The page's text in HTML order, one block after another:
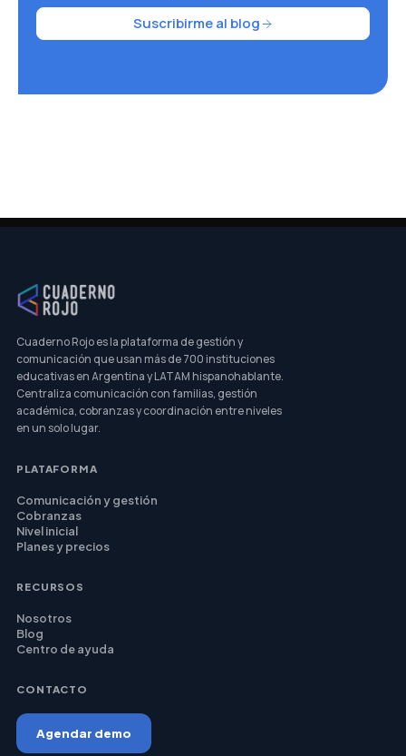
Suscribirme al blog
Cuaderno Rojo es la plataforma de gestión y
comunicación que usan más de 700 instituciones
educativas en Argentina y LATAM hispanohablante.
Centraliza comunicación con familias, gestión
académica, cobranzas y coordinación entre niveles
en un solo lugar.
PLATAFORMA
Comunicación y gestión
Cobranzas
Nivel inicial
Planes y precios
RECURSOS
Nosotros
Blog
Centro de ayuda
CONTACTO
Agendar demo